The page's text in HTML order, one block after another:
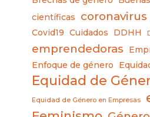
científicas
coronavirus
Covid19 Cuidados DDHH
emprendedoras
Enfoque de género
Equidad de
Equidad de Género en Empresas